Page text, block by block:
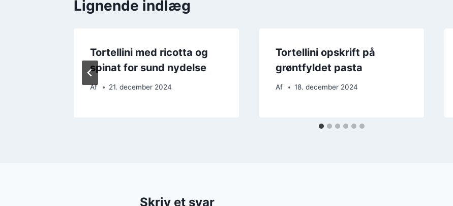
Lignende indlæg
Tortellini med ricotta og
spinat for sund nydelse
Af 21. december 2024
Tortellini opskrift på
grøntfyldet pasta
Af 18. december 2024
Skriv et svar